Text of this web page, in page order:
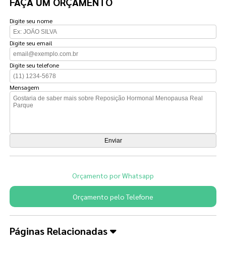
Digite seu nome
Digite seu email
Digite seu telefone
Mensagem
Orçamento por Whatsapp
Orçamento pelo Telefone
Páginas Relacionadas